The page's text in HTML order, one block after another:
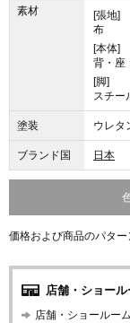
素材
[張地]
布
[本体]
背・座
[脚]
スチー
塗装 ウレタ
ブランド国 日本
価格および商品のパタ
店舗・ショール
店舗・ショールー